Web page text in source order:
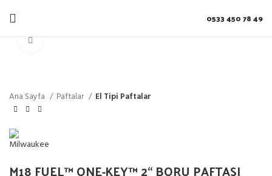
0533 450 78 49
Ana Sayfa Paftalar El Tipi Paftalar
M18 FUEL™ ONE-KEY™ 2“ BORU PAFTASI